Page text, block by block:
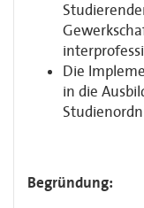
Die
in die
Begründung: